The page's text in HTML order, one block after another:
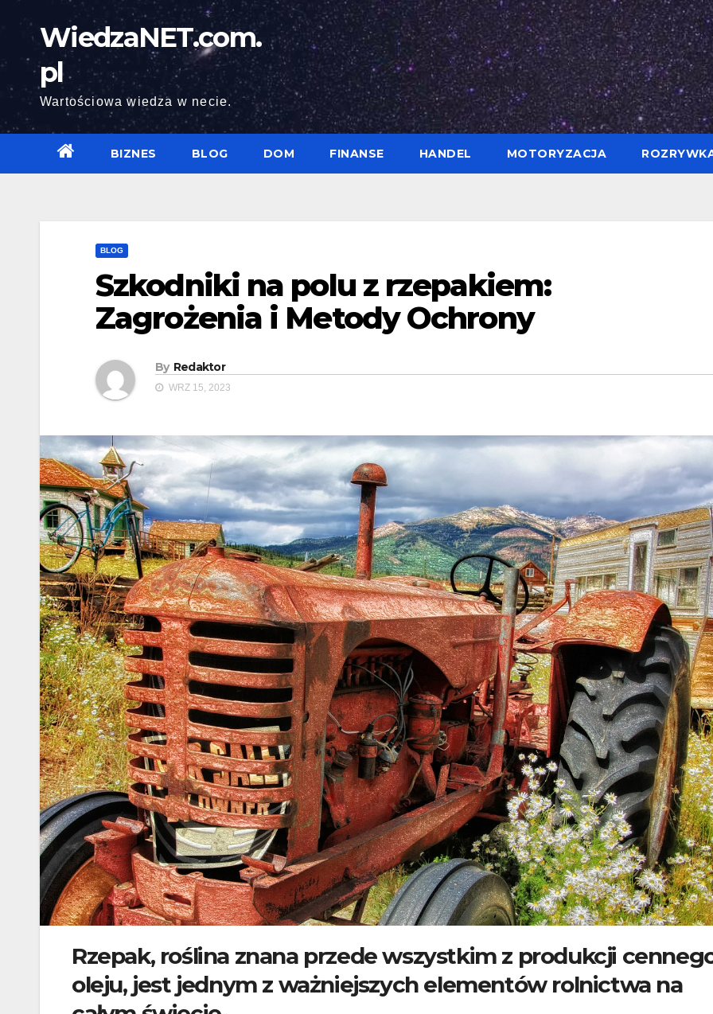
content
WiedzaNET.com.
pl
Wartościowa wiedza w necie.
BIZNES BLOG DOM FINANSE HANDEL MOTORYZACJA
BLOG
Szkodniki na polu z rzepakiem:
Zagrożenia i Metody Ochrony
By Redaktor
WRZ 15, 2023
Rzepak, roślina znana przede wszystkim z produkcji
oleju, jest jednym z ważniejszych elementów rolnictwa na
BIZNES
Produkcja
seryjna w
druku 3D a
sezonowość
zapotrzebowa
nia
LIP 28, 2026 REDAKTOR
BIZNES
Jak
do
firm
CZE 28, 2026